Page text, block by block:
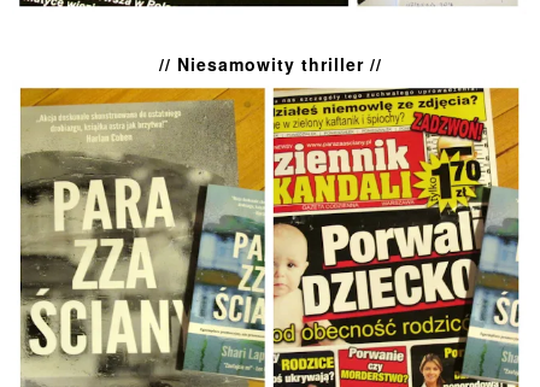
// Niesamowity thriller //